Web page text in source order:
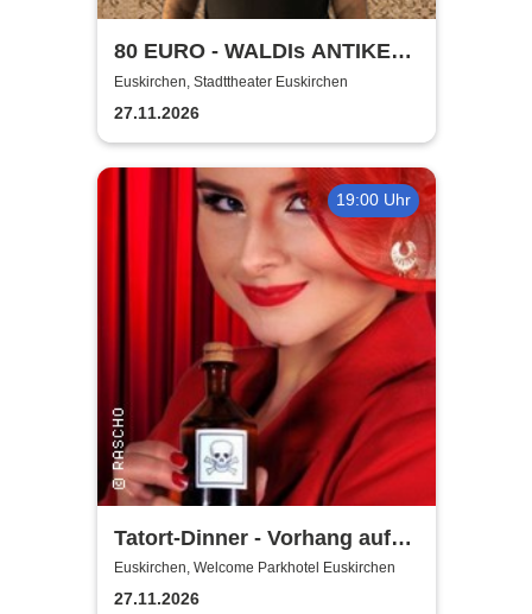
80 EURO - WALDIs ANTIKE
BINGOSHOW
Euskirchen, Stadttheater Euskirchen
27.11.2026
19:00 Uhr
Tatort-Dinner - Vorhang auf
für Mord
Euskirchen, Welcome Parkhotel Euskirchen
27.11.2026